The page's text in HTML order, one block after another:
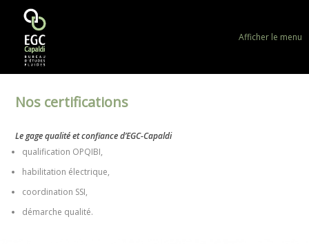
Afficher le menu
Nos certifications
Le gage qualité et confiance d’EGC-Capaldi
qualification OPQIBI,
habilitation électrique,
coordination SSI,
démarche qualité.